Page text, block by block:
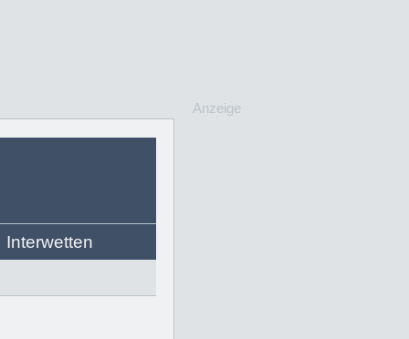
Interwetten
Anzeige